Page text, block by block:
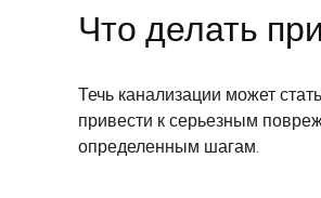
Что делать
Течь канализации может
привести к серьезным
определенным шагам.